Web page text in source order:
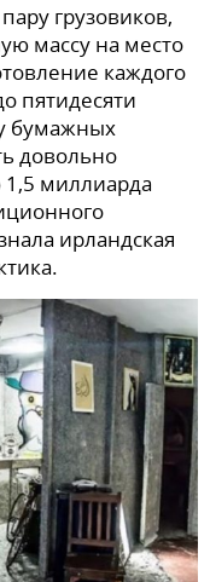
грузовиков,
массу на место
каждого
пятидесяти
бумажных
довольно
миллиарда
ирландская